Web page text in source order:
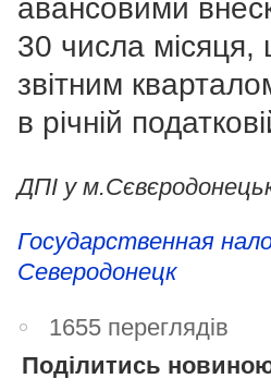
авансовими
30 числа місяця,
звітним
в річній
ДПІ у
Государственная
Северодонецк
1655 переглядів
Поділитись